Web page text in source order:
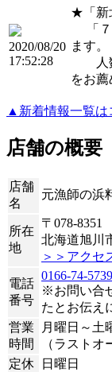
2020/08/20
17:52:28
★「新
「７
ます。
人数
をお薦
▲新着情報一覧は
店舗の概要
店舗
名
元漁師の
所在
地
〒078-8351
北海道旭川
＞＞アクセ
電話
番号
0166-74-5739
※お問い合
たとお伝え
営業
時間
月曜日～
（ラスト
定休
日曜日